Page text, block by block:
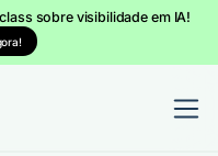
sobre visibilidade em IA!